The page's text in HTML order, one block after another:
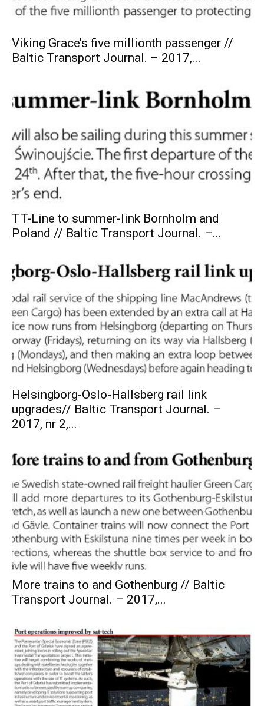
Viking Grace’s five millionth passenger //
Baltic Transport Journal. – 2017,...
TT-Line to summer-link Bornholm and
Poland // Baltic Transport Journal. –...
Helsingborg-Oslo-Hallsberg rail link
upgrades// Baltic Transport Journal. –
2017, nr 2,...
More trains to and Gothenburg // Baltic
Transport Journal. – 2017,...